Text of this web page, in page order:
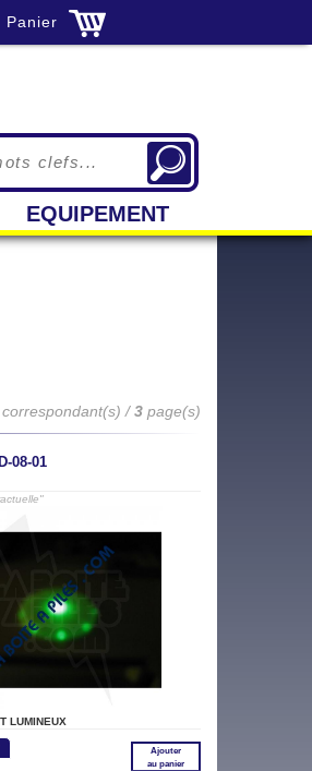
Panier
EQUIPEMENT
correspondant(s) /3 page(s)
08-01
LUMINEUX
Ajouter
au panier